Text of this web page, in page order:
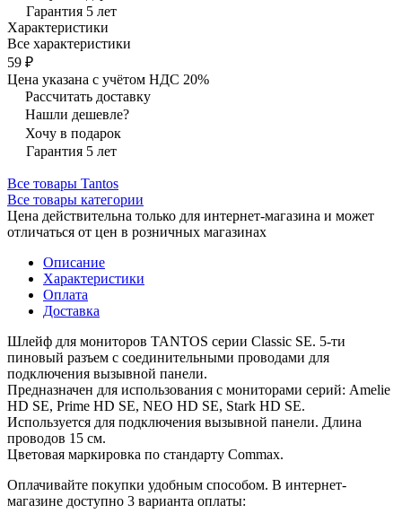
Гарантия 5 лет
Характеристики
Все характеристики
59 ₽
Цена указана с учётом НДС 20%
Рассчитать доставку
Нашли дешевле?
Хочу в подарок
Гарантия 5 лет
Все товары Tantos
Все товары категории
Цена действительна только для интернет-магазина и может
отличаться от цен в розничных магазинах
Описание
Характеристики
Оплата
Доставка
Шлейф для мониторов TANTOS серии Classic SE. 5-ти
пиновый разъем c соединительными проводами для
подключения вызывной панели.
Предназначен для использования с мониторами серий: Amelie
HD SE, Prime HD SE, NEO HD SE, Stark HD SE.
Используется для подключения вызывной панели. Длина
проводов 15 см.
Цветовая маркировка по стандарту Commax.
Оплачивайте покупки удобным способом. В интернет-
магазине доступно 3 варианта оплаты: